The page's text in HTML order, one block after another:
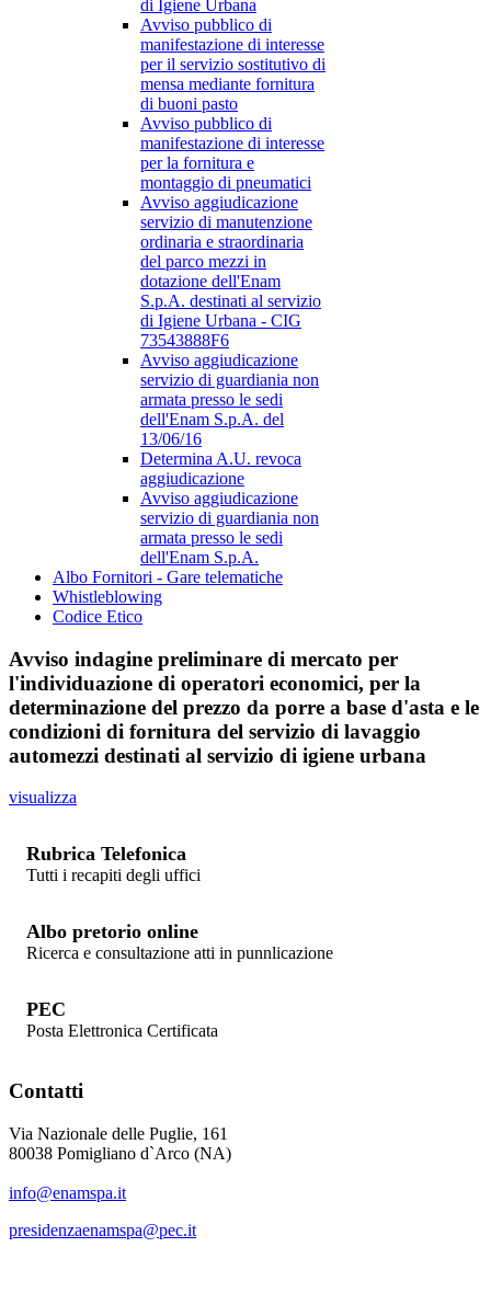
di Igiene Urbana
Avviso pubblico di
manifestazione di interesse
per il servizio sostitutivo di
mensa mediante fornitura
di buoni pasto
Avviso pubblico di
manifestazione di interesse
per la fornitura e
montaggio di pneumatici
Avviso aggiudicazione
servizio di manutenzione
ordinaria e straordinaria
del parco mezzi in
dotazione dell'Enam
S.p.A. destinati al servizio
di Igiene Urbana - CIG
73543888F6
Avviso aggiudicazione
servizio di guardiania non
armata presso le sedi
dell'Enam S.p.A. del
13/06/16
Determina A.U. revoca
aggiudicazione
Avviso aggiudicazione
servizio di guardiania non
armata presso le sedi
dell'Enam S.p.A.
Albo Fornitori - Gare telematiche
Whistleblowing
Codice Etico
Avviso indagine preliminare di mercato per
l'individuazione di operatori economici, per la
determinazione del prezzo da porre a base d'asta e le
condizioni di fornitura del servizio di lavaggio
automezzi destinati al servizio di igiene urbana
visualizza
Rubrica Telefonica
Tutti i recapiti degli uffici
Albo pretorio online
Ricerca e consultazione atti in punnlicazione
PEC
Posta Elettronica Certificata
Contatti
Via Nazionale delle Puglie, 161
80038 Pomigliano d`Arco (NA)
info@enamspa.it
presidenzaenamspa@pec.it